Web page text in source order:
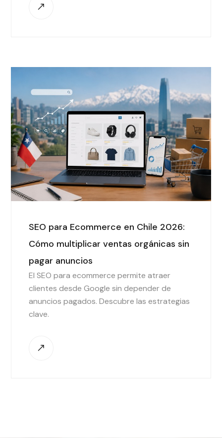
SEO para Ecommerce en Chile 2026:
Cómo multiplicar ventas orgánicas sin
pagar anuncios
El SEO para ecommerce permite atraer
clientes desde Google sin depender de
anuncios pagados. Descubre las estrategias
clave.